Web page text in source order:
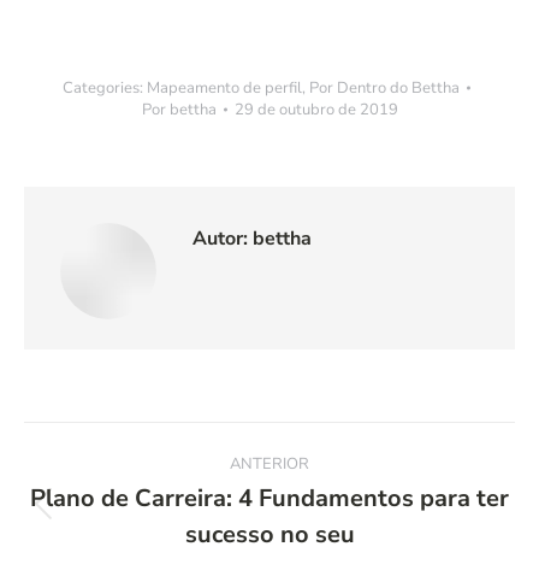
Categories: Mapeamento de perfil, Por Dentro do Bettha
Por bettha 29 de outubro de 2019
Autor: bettha
Navegação
de
ANTERIOR
Post
anterior:
Plano de Carreira: 4 Fundamentos para ter
sucesso no seu